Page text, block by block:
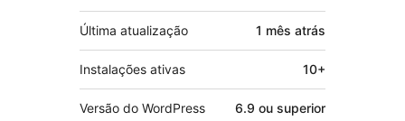
Última atualização 1 mês atrás
Instalações ativas 10+
Versão do WordPress 6.9 ou superior